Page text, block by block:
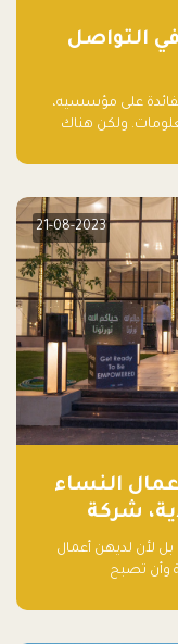
التواصل
على مؤسسيه،
ولكن هناك
21-08-2023
النساء
شركة
لأن لديهن أعمال
وأن تصبح